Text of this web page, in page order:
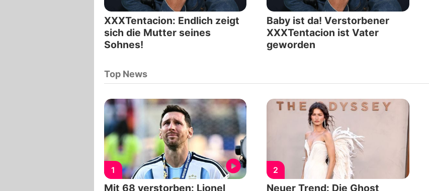
XXXTentacion: Endlich zeigt
sich die Mutter seines
Sohnes!
Baby ist da! Verstorbener
XXXTentacion ist Vater
geworden
Top News
1
Mit 68 verstorben: Lionel
2
Neuer Trend: Die Ghost